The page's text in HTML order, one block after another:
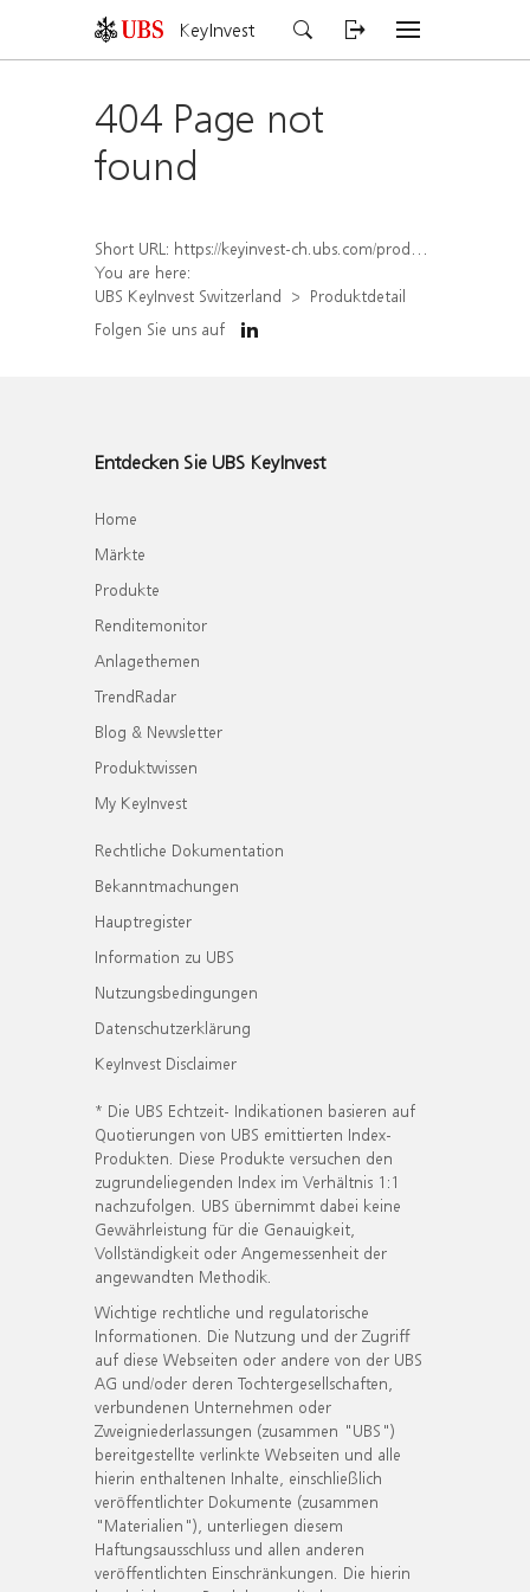
KeyInvest
404 Page not
found
Short URL: https://keyinvest-ch.ubs.com/produkt/detail/index/isin/CH1269679812
You are here:
UBS KeyInvest Switzerland
Produktdetail
Folgen Sie uns auf
Entdecken Sie UBS KeyInvest
Home
Märkte
Produkte
Renditemonitor
Anlagethemen
TrendRadar
Blog & Newsletter
Produktwissen
My KeyInvest
Rechtliche Dokumentation
Bekanntmachungen
Hauptregister
Information zu UBS
Nutzungsbedingungen
Datenschutzerklärung
KeyInvest Disclaimer
* Die UBS Echtzeit- Indikationen basieren auf
Quotierungen von UBS emittierten Index-
Produkten. Diese Produkte versuchen den
zugrundeliegenden Index im Verhältnis 1:1
nachzufolgen. UBS übernimmt dabei keine
Gewährleistung für die Genauigkeit,
Vollständigkeit oder Angemessenheit der
angewandten Methodik.
Wichtige rechtliche und regulatorische
Informationen. Die Nutzung und der Zugriff
auf diese Webseiten oder andere von der UBS
AG und/oder deren Tochtergesellschaften,
verbundenen Unternehmen oder
Zweigniederlassungen (zusammen "UBS")
bereitgestellte verlinkte Webseiten und alle
hierin enthaltenen Inhalte, einschließlich
veröffentlichter Dokumente (zusammen
"Materialien"), unterliegen diesem
Haftungsausschluss und allen anderen
veröffentlichten Einschränkungen. Die hierin